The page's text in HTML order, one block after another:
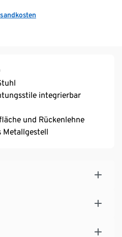
integrierbar
und Rückenlehne
Metallgestell